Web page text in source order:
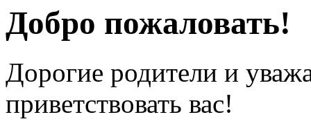
Добро пожаловать!
Дорогие родители и
приветствовать вас!